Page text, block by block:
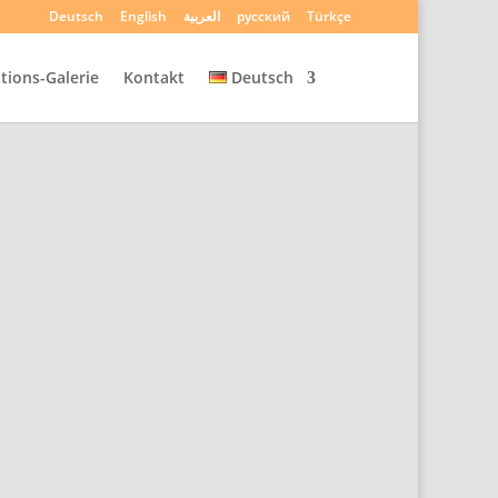
Deutsch English العربية русский Türkçe
Galerie Kontakt Deutsch